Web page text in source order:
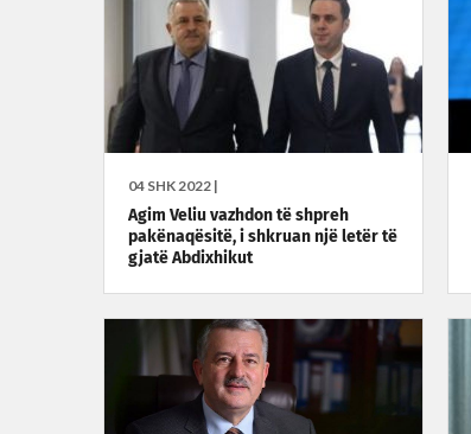
04 SHK 2022 |
Agim Veliu vazhdon të shpreh
pakënaqësitë, i shkruan një letër të
gjatë Abdixhikut